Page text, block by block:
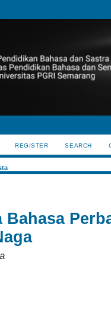
REGISTER SEARCH
Bahasa